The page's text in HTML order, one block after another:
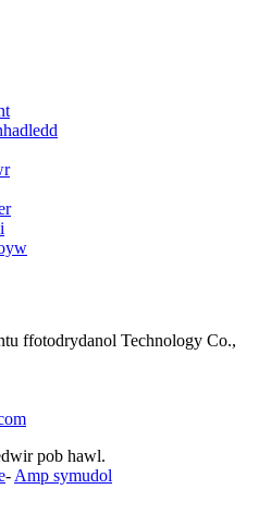
ffotodrydanol Technology Co.,
pob hawl.
- Amp symudol